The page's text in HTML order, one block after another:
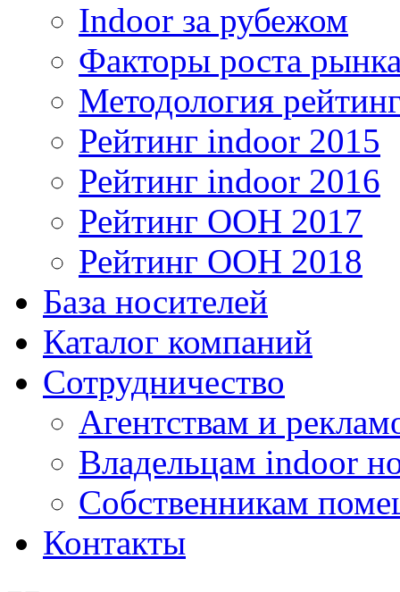
Indoor за рубежом
Факторы роста
Методология
Рейтинг indoor 2015
Рейтинг indoor 2016
Рейтинг OOH 2017
Рейтинг OOH 2018
База носителей
Каталог компаний
Сотрудничество
Агентствам и
Владельцам indoor
Собственникам
Контакты